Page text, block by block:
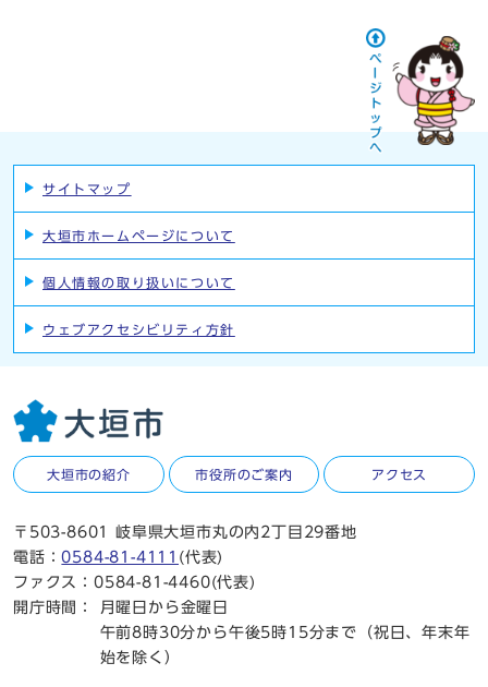
サイトマップ
大垣市ホームページについて
個人情報の取り扱いについて
ウェブアクセシビリティ方針
大垣市の紹介 市役所のご案内 アクセス
〒503-8601 岐阜県大垣市丸の内2丁目29番地
電話：0584-81-4111 (代表)
ファクス：0584-81-4460(代表)
開庁時間：
月曜日から金曜日
午前8時30分から午後5時15分まで（祝日、年末年
始を除く）